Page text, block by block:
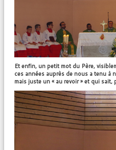
Et enfin, un petit mot du Père,
ces années auprès de nous a tenu à
mais juste un « au revoir » et qui